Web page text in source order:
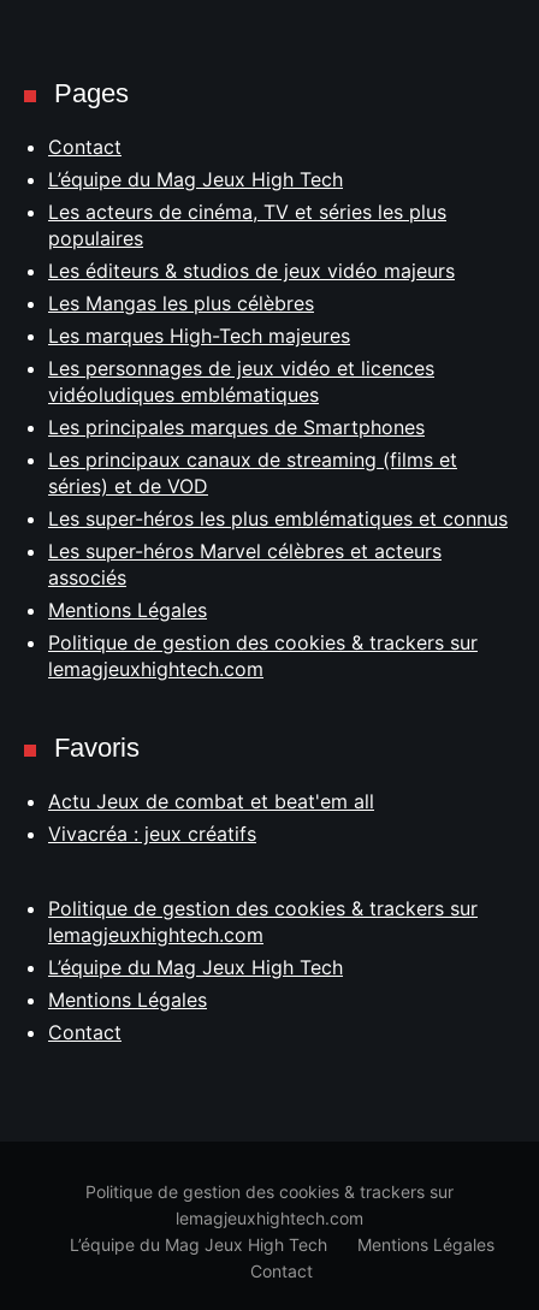
Pages
Contact
L’équipe du Mag Jeux High Tech
Les acteurs de cinéma, TV et séries les plus
populaires
Les éditeurs & studios de jeux vidéo majeurs
Les Mangas les plus célèbres
Les marques High-Tech majeures
Les personnages de jeux vidéo et licences
vidéoludiques emblématiques
Les principales marques de Smartphones
Les principaux canaux de streaming (films et
séries) et de VOD
Les super-héros les plus emblématiques et connus
Les super-héros Marvel célèbres et acteurs
associés
Mentions Légales
Politique de gestion des cookies & trackers sur
lemagjeuxhightech.com
Favoris
Actu Jeux de combat et beat'em all
Vivacréa : jeux créatifs
Politique de gestion des cookies & trackers sur
lemagjeuxhightech.com
L’équipe du Mag Jeux High Tech
Mentions Légales
Contact
Politique de gestion des cookies & trackers sur
lemagjeuxhightech.com
L’équipe du Mag Jeux High Tech
Mentions Légales
Contact